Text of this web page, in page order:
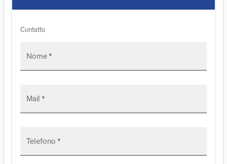
Contatto
Nome *
Mail *
Telefono *